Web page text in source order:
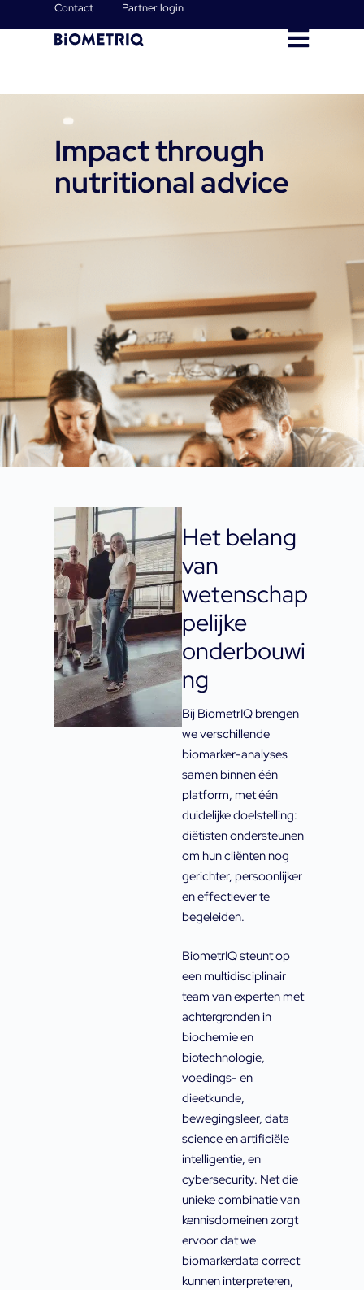
Contact Partner login
Impact through
nutritional advice
Het belang
van
wetenschap
pelijke
onderbouwi
ng
Bij BiometrIQ brengen
we verschillende
biomarker-analyses
samen binnen één
platform, met één
duidelijke doelstelling:
diëtisten ondersteunen
om hun cliënten nog
gerichter, persoonlijker
en effectiever te
begeleiden.
BiometrIQ steunt op
een multidisciplinair
team van experten met
achtergronden in
biochemie en
biotechnologie,
voedings- en
dieetkunde,
bewegingsleer, data
science en artificiële
intelligentie, en
cybersecurity. Net die
unieke combinatie van
kennisdomeinen zorgt
ervoor dat we
biomarkerdata correct
kunnen interpreteren,